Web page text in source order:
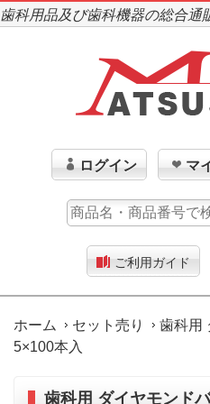
歯科用品及び歯科機器の総合通
ログイン マ
ご利用ガイド
ホーム セット売り
歯科用
5×100本入
歯科用 ダイヤモンド